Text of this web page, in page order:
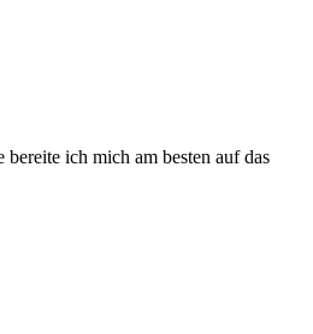
ich mich am besten auf das